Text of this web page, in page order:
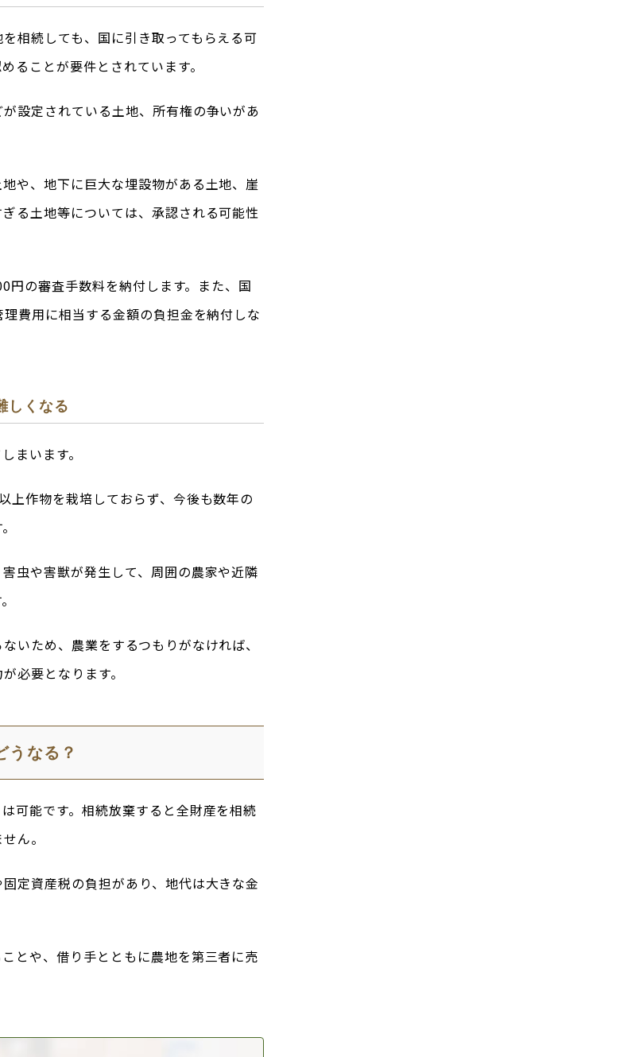
相続しても、国に引き取ってもらえる可
ることが要件とされています。
設定されている土地、所有権の争いがあ
や、地下に巨大な埋設物がある土地、崖
る土地等については、承認される可能性
の審査手数料を納付します。また、国
費用に相当する金額の負担金を納付しな
しくなる
まいます。
上作物を栽培しておらず、今後も数年の
虫や害獣が発生して、周囲の農家や近隣
いため、農業をするつもりがなければ、
必要となります。
うなる？
可能です。相続放棄すると全財産を相続
ん。
定資産税の負担があり、地代は大きな金
とや、借り手とともに農地を第三者に売